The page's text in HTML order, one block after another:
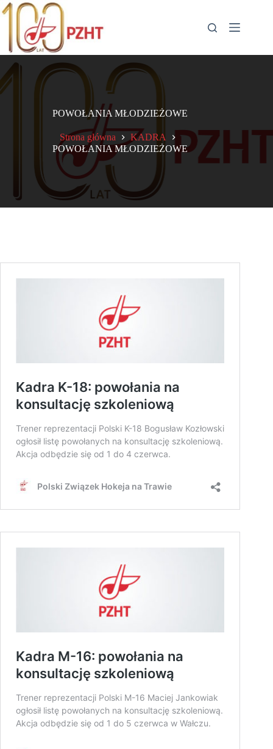
Przejdź
do
POWOŁANIA MŁODZIEŻOWE
Strona główna
KADRA
POWOŁANIA MŁODZIEŻOWE